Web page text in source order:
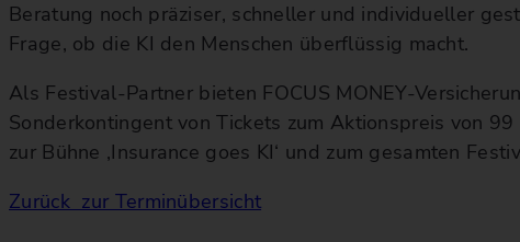
Beratung noch präziser, schneller und individueller
Frage, ob die KI den Menschen überflüssig macht.
Als Festival-Partner bieten FOCUS MONEY-
Sonderkontingent von Tickets zum Aktionspreis von
zur Bühne ‚Insurance goes KI‘ und zum gesamten
Zurück zur Terminübersicht